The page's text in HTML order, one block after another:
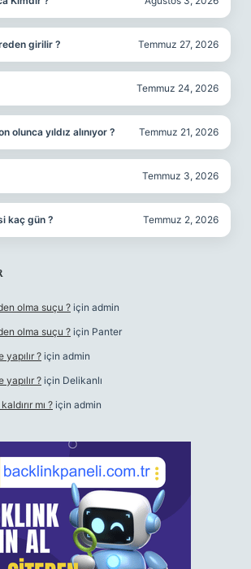
girilir ? Temmuz 27, 2026
Temmuz 24, 2026
olunca yıldız alınıyor ? Temmuz 21, 2026
Temmuz 3, 2026
kaç gün ? Temmuz 2, 2026
olma suçu ? için admin
olma suçu ? için Panter
yapılır ?için admin
yapılır ?için Delikanlı
mı ? için admin